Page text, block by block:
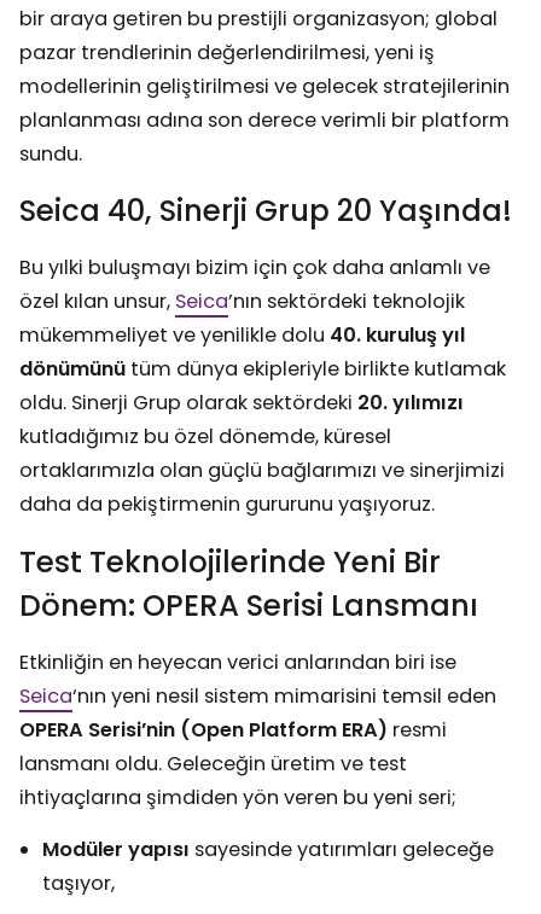
bir araya getiren bu prestijli organizasyon; global
pazar trendlerinin değerlendirilmesi, yeni iş
modellerinin geliştirilmesi ve gelecek stratejilerinin
planlanması adına son derece verimli bir platform
sundu.
Seica 40, Sinerji Grup 20 Yaşında!
Bu yılki buluşmayı bizim için çok daha anlamlı ve
özel kılan unsur, Seica’nın sektördeki teknolojik
mükemmeliyet ve yenilikle dolu 40. kuruluş yıl
dönümünü tüm dünya ekipleriyle birlikte kutlamak
oldu. Sinerji Grup olarak sektördeki 20. yılımızı
kutladığımız bu özel dönemde, küresel
ortaklarımızla olan güçlü bağlarımızı ve sinerjimizi
daha da pekiştirmenin gururunu yaşıyoruz.
Test Teknolojilerinde Yeni Bir
Dönem: OPERA Serisi Lansmanı
Etkinliğin en heyecan verici anlarından biri ise
Seica‘nın yeni nesil sistem mimarisini temsil eden
OPERA Serisi’nin (Open Platform ERA) resmi
lansmanı oldu. Geleceğin üretim ve test
ihtiyaçlarına şimdiden yön veren bu yeni seri;
Modüler yapısı sayesinde yatırımları geleceğe
taşıyor,